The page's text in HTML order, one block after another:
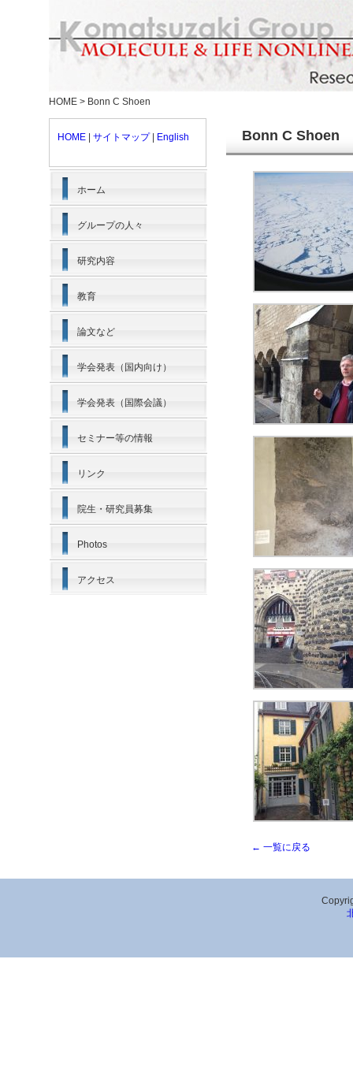
HOME > Bonn C Shoen
HOME サイトマップ| English
ホーム
グループの人々
研究内容
教育
論文など
学会発表（国内向け）
学会発表（国際会議）
セミナー等の情報
リンク
院生・研究員募集
Photos
アクセス
Bonn C Shoen
← 一覧に戻る